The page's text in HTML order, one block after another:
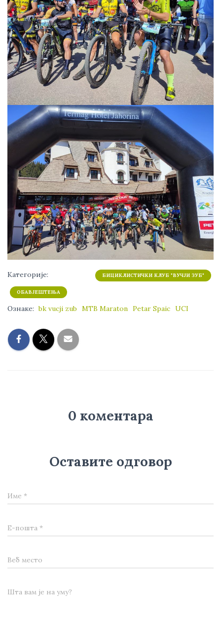
Категорије: БИЦИКЛИСТИЧКИ КЛУБ "ВУЧЈИ ЗУБ"
ОБАВЈЕШТЕЊА
Ознаке: bk vucji zub MTB Maraton Petar Spaic UCI
0 коментара
Оставите одговор
Име *
Е-пошта *
Веб место
Шта вам је на уму?